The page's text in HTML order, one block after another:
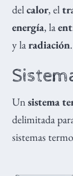
delcalor, el
energía, la
y laradiación.
Unsistema
delimitada
sistemas